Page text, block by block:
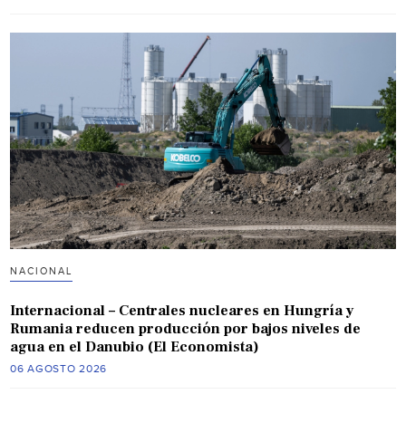
NACIONAL
Internacional – Centrales nucleares en Hungría y
Rumania reducen producción por bajos niveles de
agua en el Danubio (El Economista)
06 AGOSTO 2026